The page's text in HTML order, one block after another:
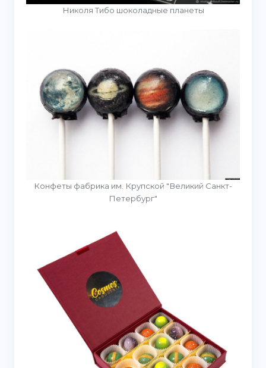
Николя Тибо шоколадные планеты
Конфеты фабрика им. Крупской "Великий Санкт-
Петербург"